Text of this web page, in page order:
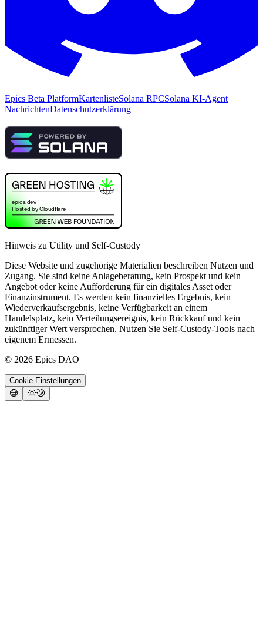
Epics Beta PlatformKartenlisteSolana RPCSolana KI-Agent
NachrichtenDatenschutzerklärung
Hinweis zu Utility und Self-Custody
Diese Website und zugehörige Materialien beschreiben Nutzen und
Zugang. Sie sind keine Anlageberatung, kein Prospekt und kein
Angebot oder keine Aufforderung für ein digitales Asset oder
Finanzinstrument. Es werden kein finanzielles Ergebnis, kein
Wiederverkaufsergebnis, keine Verfügbarkeit an einem
Handelsplatz, kein Verteilungsereignis, kein Rückkauf und kein
zukünftiger Wert versprochen. Nutzen Sie Self-Custody-Tools nach
eigenem Ermessen.
© 2026 Epics DAO
Cookie-Einstellungen